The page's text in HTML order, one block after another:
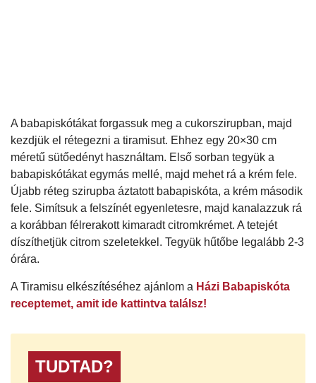
A babapiskótákat forgassuk meg a cukorszirupban, majd
kezdjük el rétegezni a tiramisut. Ehhez egy 20×30 cm
méretű sütőedényt használtam. Első sorban tegyük a
babapiskótákat egymás mellé, majd mehet rá a krém fele.
Újabb réteg szirupba áztatott babapiskóta, a krém második
fele. Simítsuk a felszínét egyenletesre, majd kanalazzuk rá
a korábban félrerakott kimaradt citromkrémet. A tetejét
díszíthetjük citrom szeletekkel. Tegyük hűtőbe legalább 2-3
órára.
A Tiramisu elkészítéséhez ajánlom a Házi Babapiskóta
receptemet, amit ide kattintva találsz!
TUDTAD?